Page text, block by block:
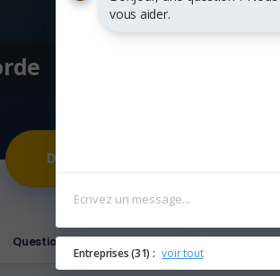
DEMANDER UN DEVIS
Questions
vous aider.
Entreprises (31) : voir tout